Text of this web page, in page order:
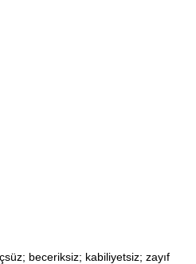
beceriksiz; kabiliyetsiz; zayıf